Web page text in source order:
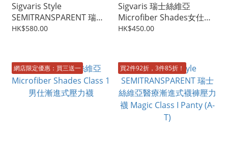
Sigvaris Style
SEMITRANSPARENT 瑞士
絲維亞醫療漸進式三個骨二
HK$580.00
Sigvaris 瑞士絲維亞
Microfiber Shades女仕漸
進式壓力襪
HK$450.00
網店限定優惠：買三送一 買2件92折，3件85折！